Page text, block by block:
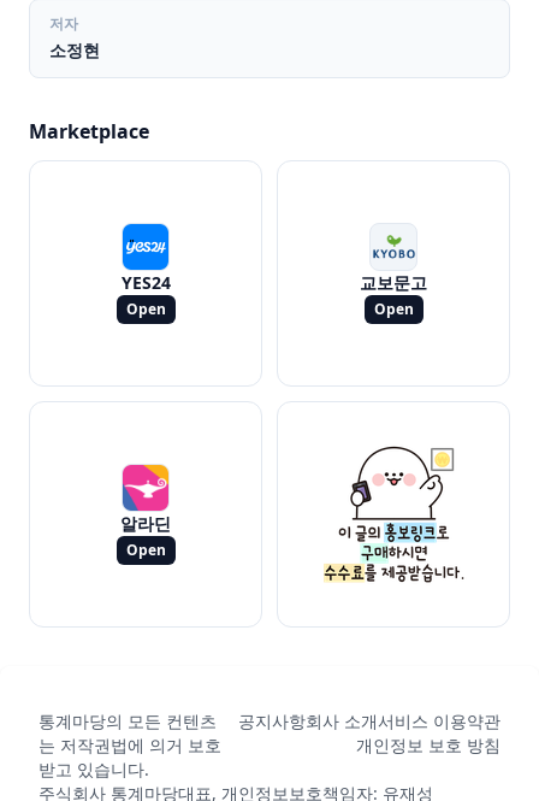
저자
소정현
Marketplace
YES24
Open
교보문고
Open
알라딘
Open
통계마당의 모든 컨텐츠
는 저작권법에 의거 보호
받고 있습니다.
공지사항회사 소개서비스 이용약관
개인정보 보호 방침
주식회사 통계마당대표, 개인정보보호책임자: 유재성